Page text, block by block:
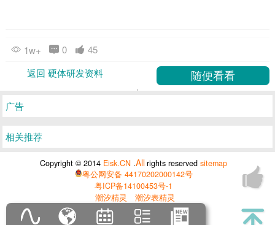
1w+ 0
45
返回 硬体研发资料
广告
相关推荐
Copyright © 2014 Eisk.CN .Allrights reservedsitemap
粤公网安备 44170202000142号
粤ICP备14100453号-1
潮汐精灵
潮汐表精灵